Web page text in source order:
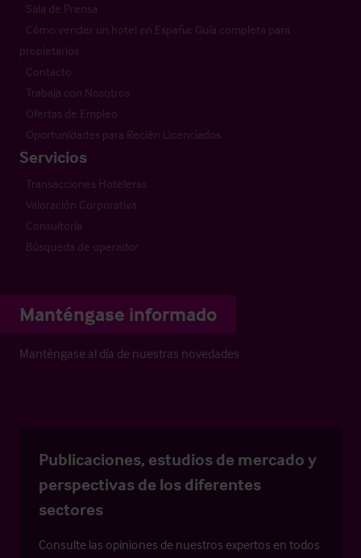
Sala de Prensa
Cómo vender un hotel en España: Guía completa para
propietarios
Contacto
Trabaja con Nosotros
Ofertas de Empleo
Oportunidades para Recién Licenciados
Servicios
Transacciones Hoteleras
Valoración Corporativa
Consultoría
Búsqueda de operador
Manténgase informado
Manténgase al día de nuestras novedades
Publicaciones, estudios de mercado y
perspectivas de los diferentes
sectores
Consulte las opiniones de nuestros expertos en todos